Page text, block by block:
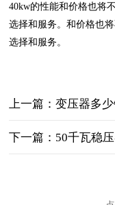
40kw的性能和价格也将
选择和服务。和价格也
选择和服务。
上一篇：变压器多